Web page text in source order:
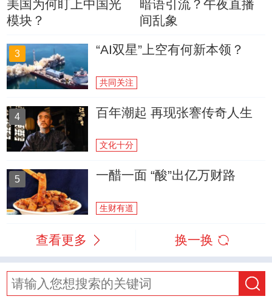
美国为何盯上中国光
模块？
暗语引流？午夜直播
间乱象
3 “AI双星”上空有何新本领？
共同关注
4 百年潮起 再现张謇传奇人生
文化十分
5 一醋一面 “酸”出亿万财路
生财有道
查看更多 换一换